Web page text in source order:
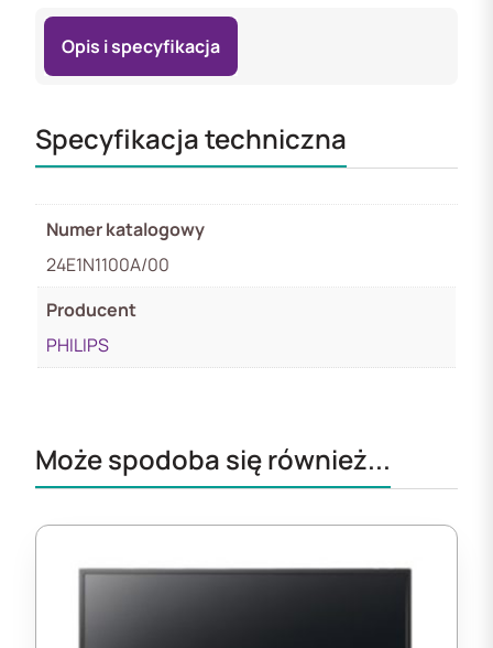
Opis i specyfikacja
Specyfikacja techniczna
Numer katalogowy
24E1N1100A/00
Producent
PHILIPS
Może spodoba się również...